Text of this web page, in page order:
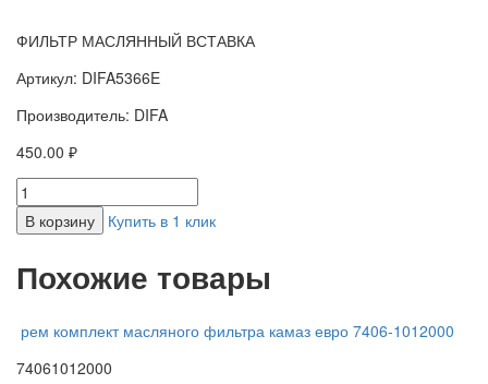
ФИЛЬТР МАСЛЯННЫЙ ВСТАВКА
Артикул: DIFA5366E
Производитель: DIFA
450.00 ₽
В корзину Купить в 1 клик
Похожие товары
рем комплект масляного фильтра камаз евро 7406-1012000
74061012000